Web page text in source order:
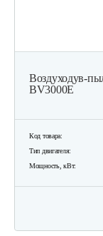
Воздуходув-
BV3000E
Код товара:
Тип двигателя:
Мощность, кВт: